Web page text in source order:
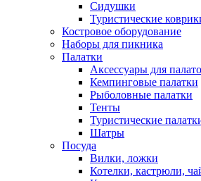
Сидушки
Туристические
Костровое оборудование
Наборы для пикника
Палатки
Аксессуары для
Кемпинговые палатки
Рыболовные палатки
Тенты
Туристические
Шатры
Посуда
Вилки, ложки
Котелки, кастрюли,